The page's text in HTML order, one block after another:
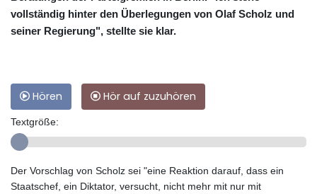
vollständig hinter den Überlegungen von Olaf Scholz und
seiner Regierung", stellte sie klar.
Hören Hör auf zuzuhören
Textgröße:
Der Vorschlag von Scholz sei "eine Reaktion darauf, dass ein
Staatschef, ein Diktator, versucht, nicht mehr mit nur mit